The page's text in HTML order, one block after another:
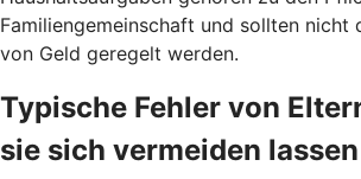
Familiengemeinschaft und sollten nicht
von Geld geregelt werden.
Typische Fehler von
sie sich vermeiden lassen